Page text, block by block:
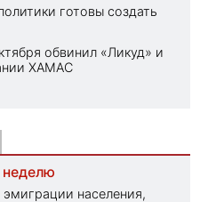
готовы создать
обвинил «Ликуд» и
ХАМАС
населения,